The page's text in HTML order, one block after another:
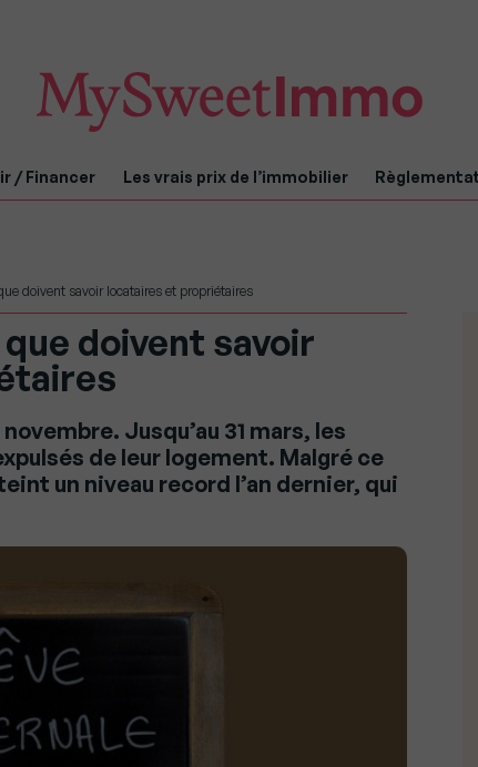
/ Financer Les vrais prix de l’immobilier
doivent savoir locataires et propriétaires
doivent savoir
Jusqu’au 31 mars, les
de leur logement. Malgré ce
un niveau record l’an dernier, qui